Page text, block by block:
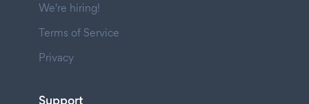
We're hiring!
Terms of Service
Privacy
Support